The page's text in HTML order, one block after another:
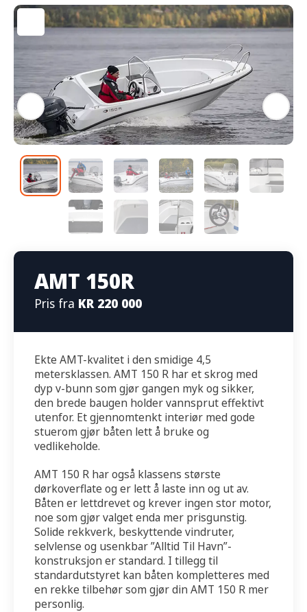
AMT 150R
Pris fra KR 220 000
Ekte AMT-kvalitet i den smidige 4,5
metersklassen. AMT 150 R har et skrog med
dyp v-bunn som gjør gangen myk og sikker,
den brede baugen holder vannsprut effektivt
utenfor. Et gjennomtenkt interiør med gode
stuerom gjør båten lett å bruke og
vedlikeholde.
AMT 150 R har også klassens største
dørkoverflate og er lett å laste inn og ut av.
Båten er lettdrevet og krever ingen stor motor,
noe som gjør valget enda mer prisgunstig.
Solide rekkverk, beskyttende vindruter,
selvlense og usenkbar ”Alltid Til Havn”-
konstruksjon er standard. I tillegg til
standardutstyret kan båten kompletteres med
en rekke tilbehør som gjør din AMT 150 R mer
personlig.